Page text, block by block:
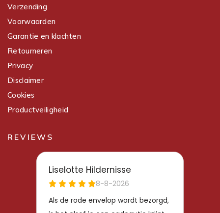
Verzending
Voorwaarden
Garantie en klachten
Retourneren
Privacy
Disclaimer
Cookies
Productveiligheid
REVIEWS